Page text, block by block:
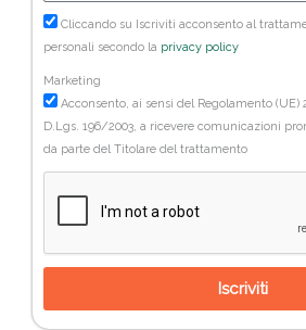
Cliccando su Iscriviti acconsento al
personali secondo la privacy policy
Marketing
Acconsento, ai sensi del Regolamento (UE)
D.Lgs. 196/2003, a ricevere comunicazioni
da parte del Titolare del trattamento
Iscriviti